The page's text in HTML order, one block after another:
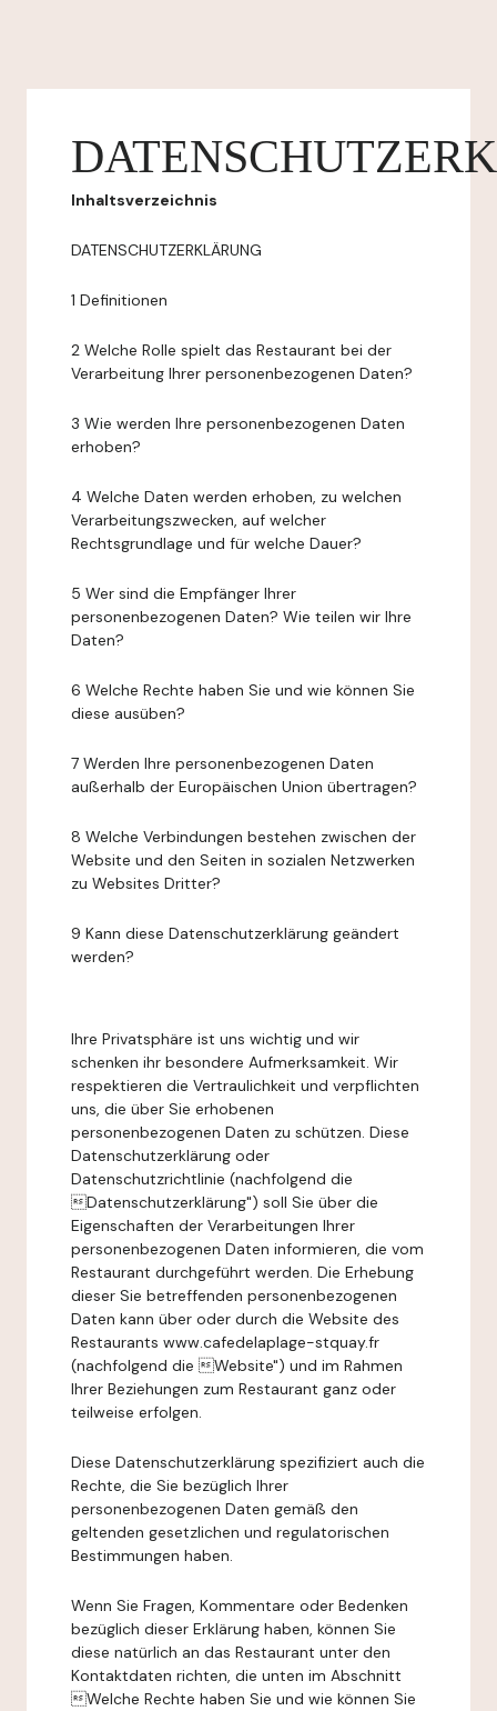
Inhaltsverzeichnis
DATENSCHUTZERKLÄRUNG
1 Definitionen
2 Welche Rolle spielt das Restaurant bei der
Verarbeitung Ihrer personenbezogenen Daten?
3 Wie werden Ihre personenbezogenen Daten
erhoben?
4 Welche Daten werden erhoben, zu welchen
Verarbeitungszwecken, auf welcher
Rechtsgrundlage und für welche Dauer?
5 Wer sind die Empfänger Ihrer
personenbezogenen Daten? Wie teilen wir Ihre
Daten?
6 Welche Rechte haben Sie und wie können Sie
diese ausüben?
7 Werden Ihre personenbezogenen Daten
außerhalb der Europäischen Union übertragen?
8 Welche Verbindungen bestehen zwischen der
Website und den Seiten in sozialen Netzwerken
zu Websites Dritter?
9 Kann diese Datenschutzerklärung geändert
werden?
Ihre Privatsphäre ist uns wichtig und wir
schenken ihr besondere Aufmerksamkeit. Wir
respektieren die Vertraulichkeit und verpflichten
uns, die über Sie erhobenen
personenbezogenen Daten zu schützen. Diese
Datenschutzerklärung oder
Datenschutzrichtlinie (nachfolgend die
Datenschutzerklärung") soll Sie über die
Eigenschaften der Verarbeitungen Ihrer
personenbezogenen Daten informieren, die vom
Restaurant durchgeführt werden. Die Erhebung
dieser Sie betreffenden personenbezogenen
Daten kann über oder durch die Website des
Restaurants www.cafedelaplage-stquay.fr
(nachfolgend die Website") und im Rahmen
Ihrer Beziehungen zum Restaurant ganz oder
teilweise erfolgen.
Diese Datenschutzerklärung spezifiziert auch die
Rechte, die Sie bezüglich Ihrer
personenbezogenen Daten gemäß den
geltenden gesetzlichen und regulatorischen
Bestimmungen haben.
Wenn Sie Fragen, Kommentare oder Bedenken
bezüglich dieser Erklärung haben, können Sie
diese natürlich an das Restaurant unter den
Kontaktdaten richten, die unten im Abschnitt
Welche Rechte haben Sie und wie können Sie